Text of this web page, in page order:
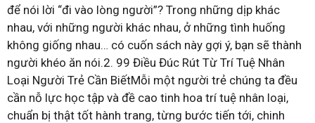
để nói lời “đi vào lòng người”? Trong những dịp khác
nhau, với những người khác nhau, ở những tình huống
không giống nhau… có cuốn sách này gợi ý, bạn sẽ thành
người khéo ăn nói.2. 99 Điều Đúc Rút Từ Trí Tuệ Nhân
Loại Người Trẻ Cần BiếtMỗi một người trẻ chúng ta đều
cần nỗ lực học tập và đề cao tinh hoa trí tuệ nhân loại,
chuẩn bị thật tốt hành trang, từng bước tiến tới, chinh